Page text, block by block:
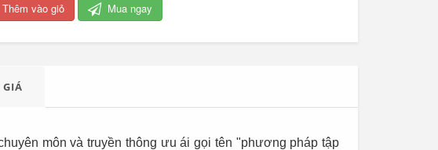
Thêm vào giỏ Mua ngay
môn và truyền thông ưu ái gọi tên "phương pháp tập
Cỏ nhân tạo trang trí